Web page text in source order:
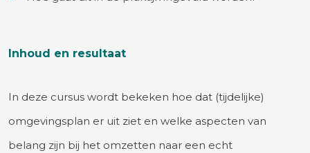
Inhoud en resultaat
In deze cursus wordt bekeken hoe dat (tijdelijke)
omgevingsplan er uit ziet en welke aspecten van
belang zijn bij het omzetten naar een echt